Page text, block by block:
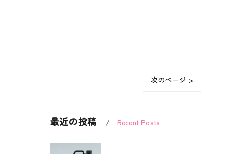
次のページ >
最近の投稿 Recent Posts